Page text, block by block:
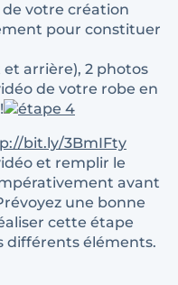
votre création
pour constituer
et arrière), 2 photos
de votre robe en
bit.ly/3BmIFty
et remplir le
avant
une bonne
cette étape
différents éléments.